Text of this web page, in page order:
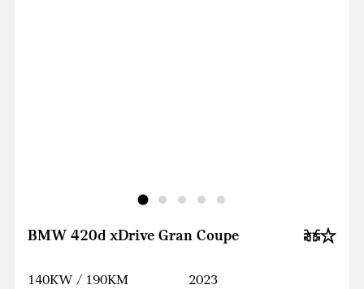
BMW 420d xDrive Gran Coupe
140KW / 190KM
2023